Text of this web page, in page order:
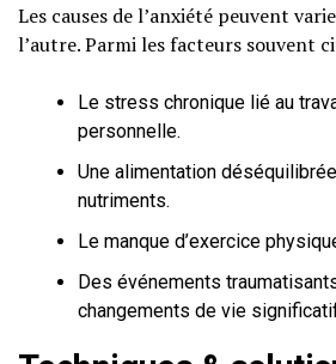
Les causes de l’anxiété peuvent
l’autre. Parmi les facteurs souvent
Le stress chronique lié au
personnelle.
Une alimentation
nutriments.
Le manque d’exercice
Des événements
changements de vie